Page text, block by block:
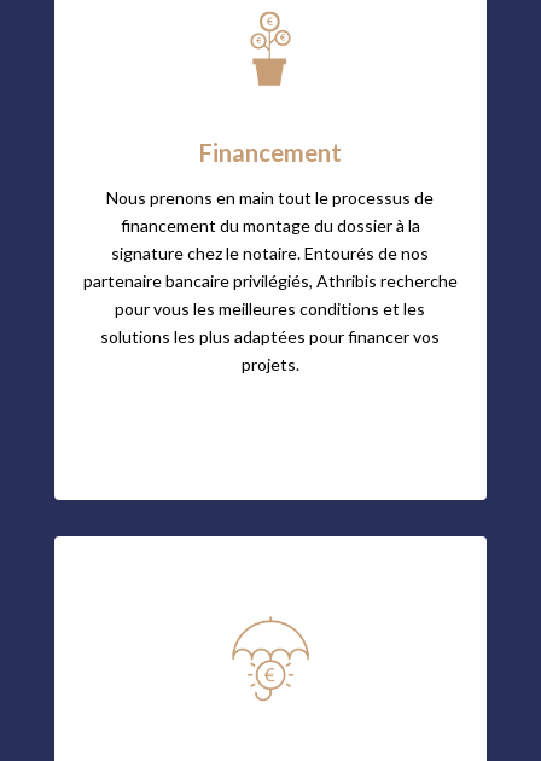
Financement
Nous prenons en main tout le processus de
financement du montage du dossier à la
signature chez le notaire. Entourés de nos
partenaire bancaire privilégiés, Athribis recherche
pour vous les meilleures conditions et les
solutions les plus adaptées pour financer vos
projets.